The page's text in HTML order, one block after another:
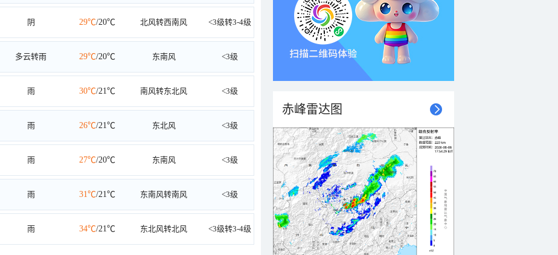
阴 29℃/20℃ 北风转西南风 <3级转3-4级
多云转雨 29℃/20℃ 东南风 <3级
雨 30℃/21℃ 南风转东北风 <3级
雨 26℃/21℃ 东北风 <3级
雨 27℃/20℃ 东南风 <3级
雨 31℃/21℃ 东南风转南风 <3级
雨 34℃/21℃ 东北风转北风 <3级转3-4级
赤峰雷达图